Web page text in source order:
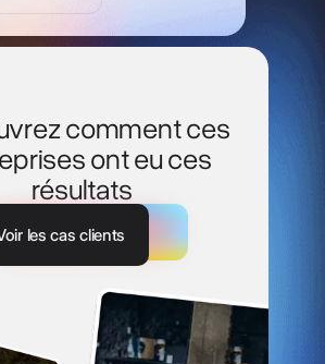
comment ces
ont eu ces
résultats
les cas clients